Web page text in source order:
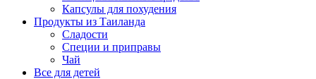
Капсулы для похудения
Продукты из Таиланда
Сладости
Специи и приправы
Чай
Все для детей